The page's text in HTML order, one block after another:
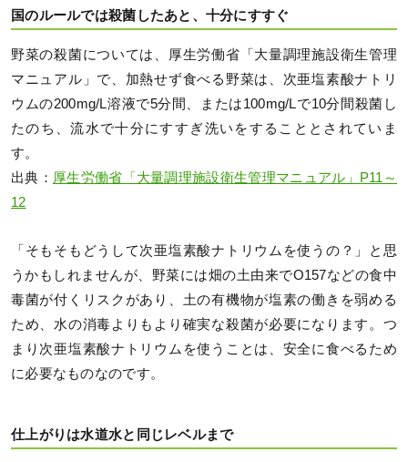
国のルールでは殺菌したあと、十分にすすぐ
野菜の殺菌については、厚生労働省「大量調理施設衛生管理
マニュアル」で、加熱せず食べる野菜は、次亜塩素酸ナトリ
ウムの200mg/L溶液で5分間、または100mg/Lで10分間殺菌し
たのち、流水で十分にすすぎ洗いをすることとされていま
す。
出典： 厚生労働省「大量調理施設衛生管理マニュアル」P11～
12
「そもそもどうして次亜塩素酸ナトリウムを使うの？」と思
うかもしれませんが、野菜には畑の土由来でO157などの食中
毒菌が付くリスクがあり、土の有機物が塩素の働きを弱める
ため、水の消毒よりもより確実な殺菌が必要になります。つ
まり次亜塩素酸ナトリウムを使うことは、安全に食べるため
に必要なものなのです。
仕上がりは水道水と同じレベルまで